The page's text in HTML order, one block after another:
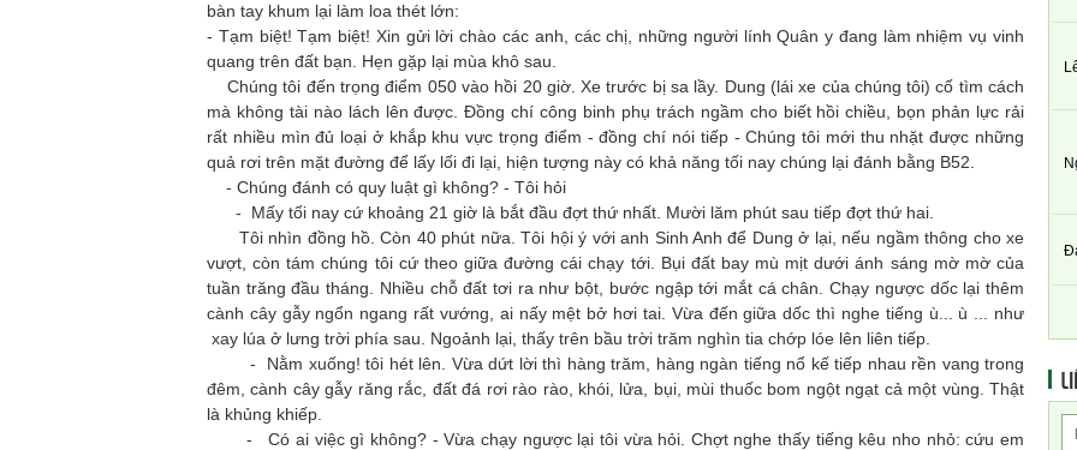
bàn tay khum lại làm loa thét lớn:
- Tạm biệt! Tạm biệt! Xin gửi lời chào các anh, các chị, những người lính Quân y đang làm nhiệm vụ vinh
quang trên đất bạn. Hẹn gặp lại mùa khô sau.
Chúng tôi đến trọng điểm 050 vào hồi 20 giờ. Xe trước bị sa lầy. Dung (lái xe của chúng tôi) cố tìm cách
mà không tài nào lách lên được. Đồng chí công binh phụ trách ngầm cho biết hồi chiều, bọn phản lực rải
rất nhiều mìn đủ loại ở khắp khu vực trọng điểm - đồng chí nói tiếp - Chúng tôi mới thu nhặt được những
quả rơi trên mặt đường để lấy lối đi lại, hiện tượng này có khả năng tối nay chúng lại đánh bằng B52.
- Chúng đánh có quy luật gì không? - Tôi hỏi
- Mấy tối nay cứ khoảng 21 giờ là bắt đầu đợt thứ nhất. Mười lăm phút sau tiếp đợt thứ hai.
Tôi nhìn đồng hồ. Còn 40 phút nữa. Tôi hội ý với anh Sinh Anh để Dung ở lại, nếu ngầm thông cho xe
vượt, còn tám chúng tôi cứ theo giữa đường cái chạy tới. Bụi đất bay mù mịt dưới ánh sáng mờ mờ của
tuần trăng đầu tháng. Nhiều chỗ đất tơi ra như bột, bước ngập tới mắt cá chân. Chạy ngược dốc lại thêm
cành cây gẫy ngổn ngang rất vướng, ai nấy mệt bở hơi tai. Vừa đến giữa dốc thì nghe tiếng ù... ù ... như
xay lúa ở lưng trời phía sau. Ngoảnh lại, thấy trên bầu trời trăm nghìn tia chớp lóe lên liên tiếp.
- Nằm xuống! tôi hét lên. Vừa dứt lời thì hàng trăm, hàng ngàn tiếng nổ kế tiếp nhau rền vang trong
đêm, cành cây gẫy răng rắc, đất đá rơi rào rào, khói, lửa, bụi, mùi thuốc bom ngột ngạt cả một vùng. Thật
là khủng khiếp.
- Có ai việc gì không? - Vừa chạy ngược lại tôi vừa hỏi. Chợt nghe thấy tiếng kêu nho nhỏ: cứu em